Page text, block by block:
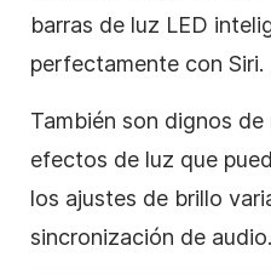
barras de luz LED
perfectamente con Siri.
También son dignos
efectos de luz que
los ajustes de brillo
sincronización de audio.